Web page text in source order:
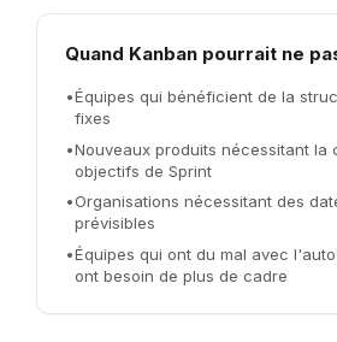
Quand Kanban pourrait ne
•Équipes qui bénéficient de la
fixes
•Nouveaux produits nécessitant la
objectifs de Sprint
•Organisations nécessitant des
prévisibles
•Équipes qui ont du mal avec
ont besoin de plus de cadre